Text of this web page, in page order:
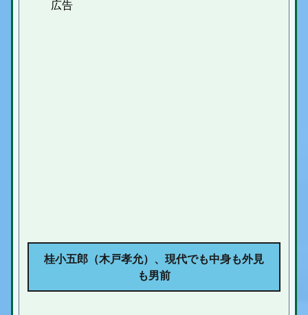
桂小五郎（木戸孝允）、現代でも中身も外見
も男前